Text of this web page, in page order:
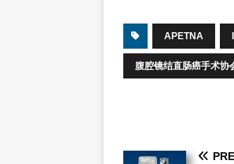
APETNA
腹腔镜结直肠癌手术协